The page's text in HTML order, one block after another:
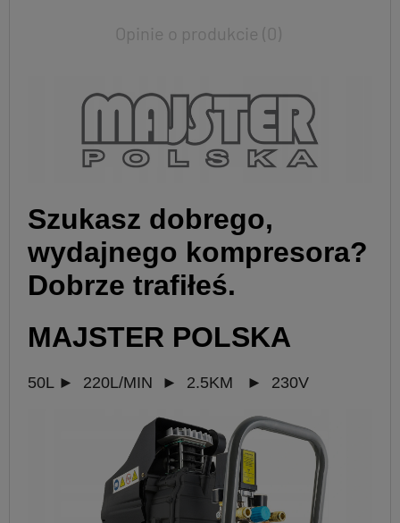
Opinie o produkcie (0)
Szukasz dobrego,
wydajnego kompresora?
Dobrze trafiłeś.
MAJSTER POLSKA
50L ► 220L/MIN ► 2.5KM ► 230V